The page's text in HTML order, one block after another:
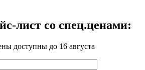
лист со спец.ценами:
доступны до 16 августа